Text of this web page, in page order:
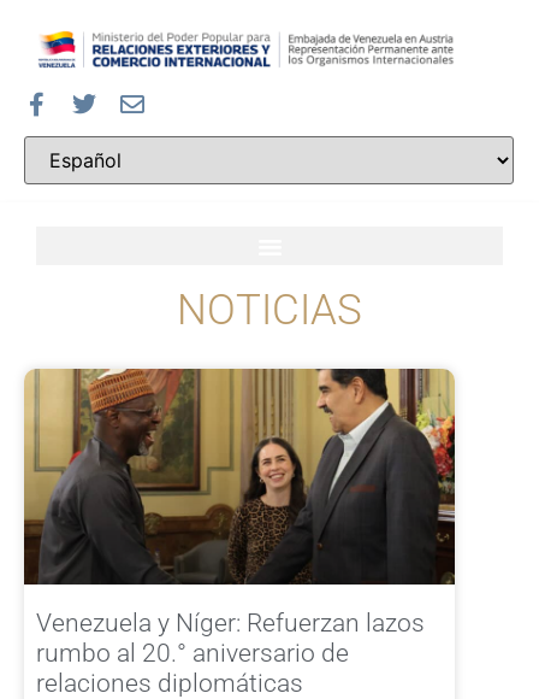
NOTICIAS
Venezuela y Níger: Refuerzan lazos
rumbo al 20.° aniversario de
relaciones diplomáticas